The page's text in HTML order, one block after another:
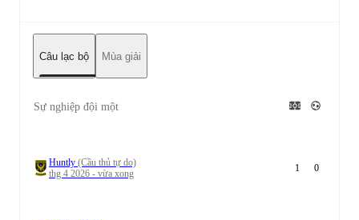
Câu lạc bộ Mùa giải
Sự nghiệp đội một
Huntly (Cầu thủ tự do)
thg 4 2026 - vừa xong
1 0